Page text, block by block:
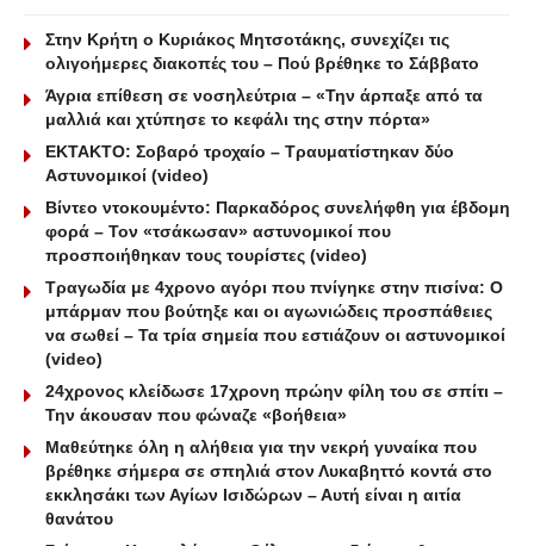
Στην Κρήτη ο Κυριάκος Μητσοτάκης, συνεχίζει τις
ολιγοήμερες διακοπές του – Πού βρέθηκε το Σάββατο
Άγρια επίθεση σε νοσηλεύτρια – «Την άρπαξε από τα
μαλλιά και χτύπησε το κεφάλι της στην πόρτα»
ΕΚΤΑΚΤΟ: Σοβαρό τροχαίο – Τραυματίστηκαν δύο
Αστυνομικοί (video)
Βίντεο ντοκουμέντο: Παρκαδόρος συνελήφθη για έβδομη
φορά – Τον «τσάκωσαν» αστυνομικοί που
προσποιήθηκαν τους τουρίστες (video)
Τραγωδία με 4χρονο αγόρι που πνίγηκε στην πισίνα: O
μπάρμαν που βούτηξε και οι αγωνιώδεις προσπάθειες
να σωθεί – Τα τρία σημεία που εστιάζουν οι αστυνομικοί
(video)
24χρονος κλείδωσε 17χρονη πρώην φίλη του σε σπίτι –
Την άκουσαν που φώναζε «βοήθεια»
Μαθεύτηκε όλη η αλήθεια για την νεκρή γυναίκα που
βρέθηκε σήμερα σε σπηλιά στον Λυκαβηττό κοντά στο
εκκλησάκι των Αγίων Ισιδώρων – Αυτή είναι η αιτία
θανάτου